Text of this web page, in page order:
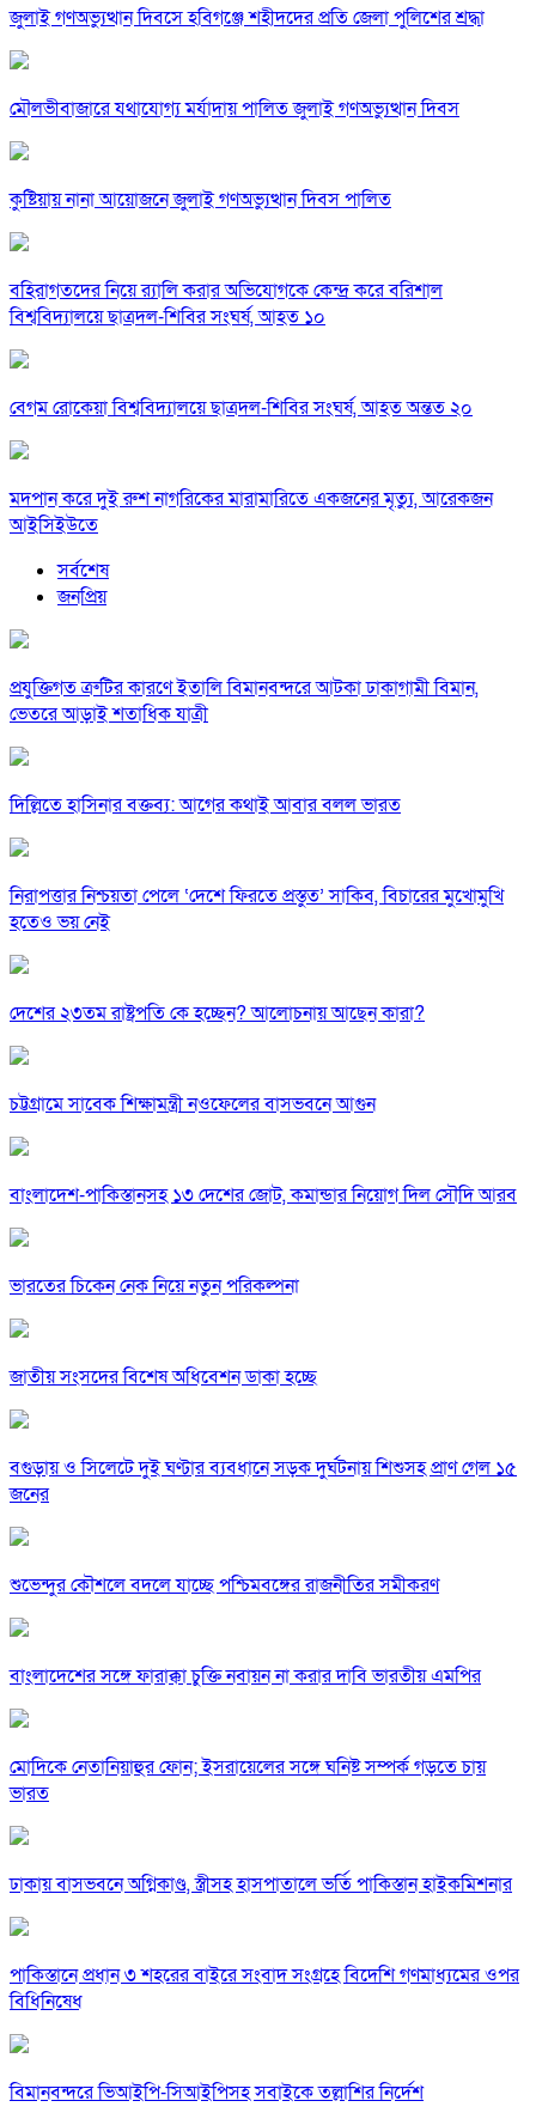
জুলাই গণঅভ্যুত্থান দিবসে হবিগঞ্জে শহীদদের প্রতি জেলা পুলিশের শ্রদ্ধা
মৌলভীবাজারে যথাযোগ্য মর্যাদায় পালিত জুলাই গণঅভ্যুত্থান দিবস
কুষ্টিয়ায় নানা আয়োজনে জুলাই গণঅভ্যুত্থান দিবস পালিত
বহিরাগতদের নিয়ে র‍্যালি করার অভিযোগকে কেন্দ্র করে বরিশাল
বিশ্ববিদ্যালয়ে ছাত্রদল-শিবির সংঘর্ষ, আহত ১০
বেগম রোকেয়া বিশ্ববিদ্যালয়ে ছাত্রদল-শিবির সংঘর্ষ, আহত অন্তত ২০
মদপান করে দুই রুশ নাগরিকের মারামারিতে একজনের মৃত্যু, আরেকজন
আইসিইউতে
সর্বশেষ
জনপ্রিয়
প্রযুক্তিগত ত্রুটির কারণে ইতালি বিমানবন্দরে আটকা ঢাকাগামী বিমান,
ভেতরে আড়াই শতাধিক যাত্রী
দিল্লিতে হাসিনার বক্তব্য: আগের কথাই আবার বলল ভারত
নিরাপত্তার নিশ্চয়তা পেলে ‘দেশে ফিরতে প্রস্তুত’ সাকিব, বিচারের মুখোমুখি
হতেও ভয় নেই
দেশের ২৩তম রাষ্ট্রপতি কে হচ্ছেন? আলোচনায় আছেন কারা?
চট্টগ্রামে সাবেক শিক্ষামন্ত্রী নওফেলের বাসভবনে আগুন
বাংলাদেশ-পাকিস্তানসহ ১৩ দেশের জোট, কমান্ডার নিয়োগ দিল সৌদি আরব
ভারতের চিকেন নেক নিয়ে নতুন পরিকল্পনা
জাতীয় সংসদের বিশেষ অধিবেশন ডাকা হচ্ছে
বগুড়ায় ও সিলেটে দুই ঘণ্টার ব্যবধানে সড়ক দুর্ঘটনায় শিশুসহ প্রাণ গেল ১৫
জনের
শুভেন্দুর কৌশলে বদলে যাচ্ছে পশ্চিমবঙ্গের রাজনীতির সমীকরণ
বাংলাদেশের সঙ্গে ফারাক্কা চুক্তি নবায়ন না করার দাবি ভারতীয় এমপির
মোদিকে নেতানিয়াহুর ফোন; ইসরায়েলের সঙ্গে ঘনিষ্ট সম্পর্ক গড়তে চায়
ভারত
ঢাকায় বাসভবনে অগ্নিকাণ্ড, স্ত্রীসহ হাসপাতালে ভর্তি পাকিস্তান হাইকমিশনার
পাকিস্তানে প্রধান ৩ শহরের বাইরে সংবাদ সংগ্রহে বিদেশি গণমাধ্যমের ওপর
বিধিনিষেধ
বিমানবন্দরে ভিআইপি-সিআইপিসহ সবাইকে তল্লাশির নির্দেশ